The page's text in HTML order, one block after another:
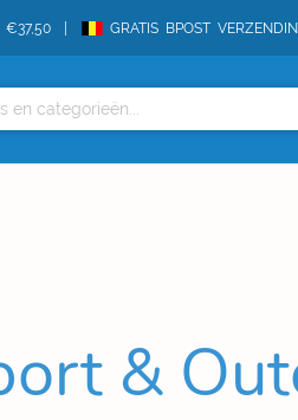
€37,50 GRATIS BPOST
&